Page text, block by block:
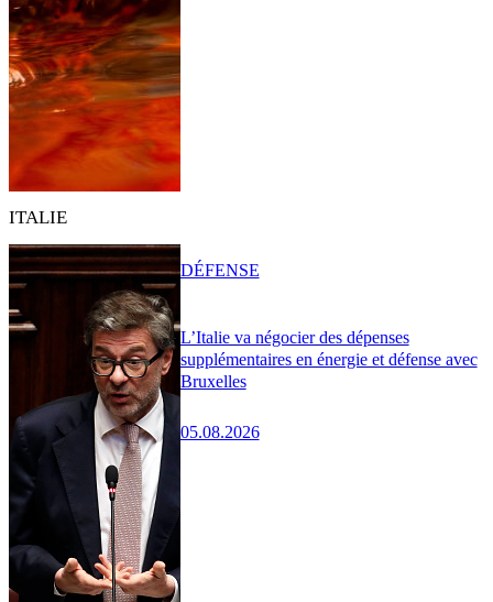
ITALIE
L’Italie va négocier des dépenses
supplémentaires en énergie et défense avec
Bruxelles
05.08.2026
DÉFENSE